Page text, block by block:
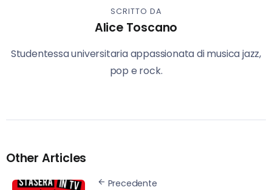
SCRITTO DA
Alice Toscano
Studentessa universitaria appassionata di musica jazz,
pop e rock.
Other Articles
Precedente